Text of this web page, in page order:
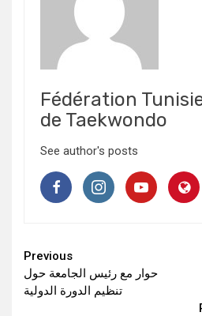
Fédération
de Taekwondo
See author's posts
Continue
Reading
Previous
حوار مع رئيس الجامعة حول
تنظيم الدورة الدولية